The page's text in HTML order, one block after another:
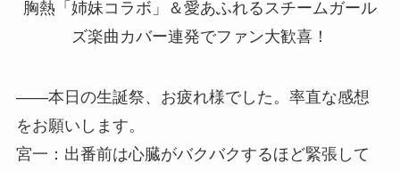
――本日の生誕祭、お疲れ様でした。率直な感想
をお願いします。
宮一：出番前は心臓がバクバクするほど緊張して